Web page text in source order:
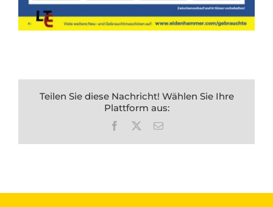
Teilen Sie diese Nachricht! Wählen Sie Ihre
Plattform aus:
Facebook
E-